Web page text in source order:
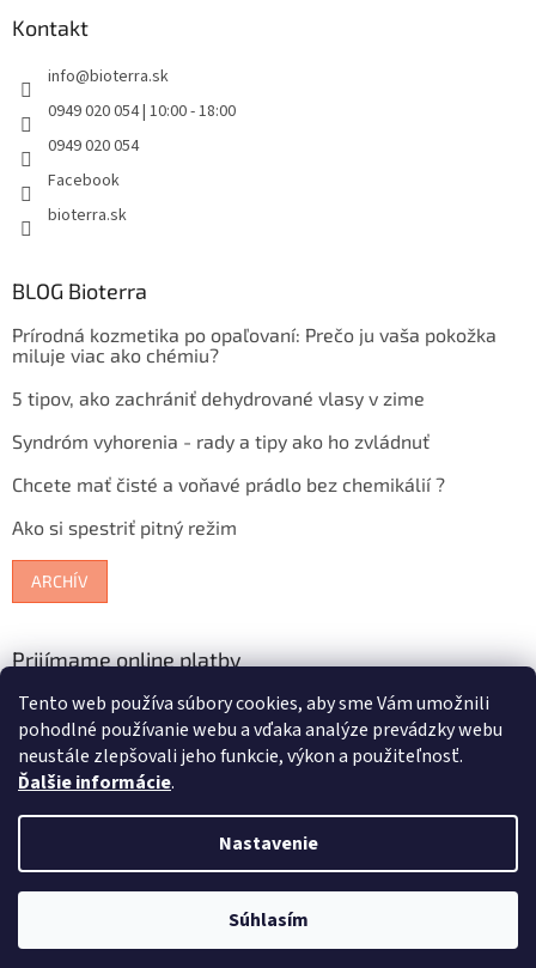
Tento web používa súbory cookies, aby sme Vám umožnili
pohodlné používanie webu a vďaka analýze prevádzky webu
neustále zlepšovali jeho funkcie, výkon a použiteľnosť.
Ďalšie informácie.
Nastavenie
Súhlasím
Kontakt
info@bioterra.sk
0949 020 054 | 10:00 - 18:00
0949 020 054
Facebook
bioterra.sk
BLOG Bioterra
Prírodná kozmetika po opaľovaní: Prečo ju vaša pokožka
miluje viac ako chémiu?
5 tipov, ako zachrániť dehydrované vlasy v zime
Syndróm vyhorenia - rady a tipy ako ho zvládnuť
Chcete mať čisté a voňavé prádlo bez chemikálií ?
Ako si spestriť pitný režim
ARCHÍV
Prijímame online platby
Copyright 2026Bioterra.sk. Všetky práva vyhradené.Upraviť
nastavenie cookies